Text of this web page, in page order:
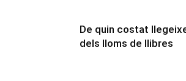
De quin costat
dels lloms de llibres